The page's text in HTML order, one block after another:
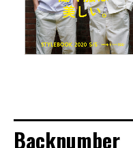
Backnumber